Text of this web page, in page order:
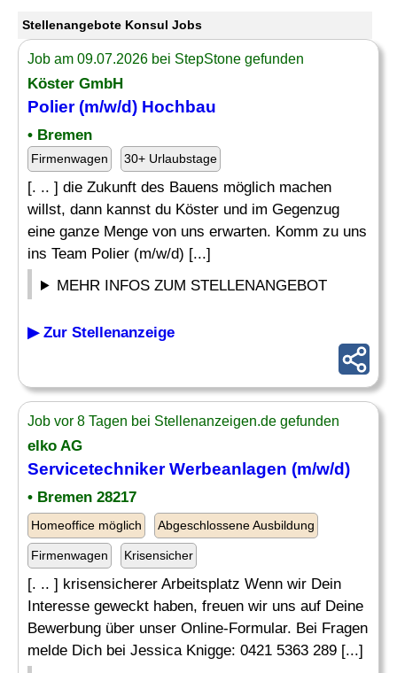
Stellenangebote Konsul Jobs
Job am 09.07.2026 bei StepStone gefunden
Köster GmbH
Polier (m/w/d) Hochbau
• Bremen
Firmenwagen 30+ Urlaubstage
[. .. ] die Zukunft des Bauens möglich machen
willst, dann kannst du Köster und im Gegenzug
eine ganze Menge von uns erwarten. Komm zu uns
ins Team Polier (m/w/d) [...]
MEHR INFOS ZUM STELLENANGEBOT
▶ Zur Stellenanzeige
Job vor 8 Tagen bei Stellenanzeigen.de gefunden
elko AG
Servicetechniker Werbeanlagen (m/w/d)
• Bremen 28217
Homeoffice möglich Abgeschlossene Ausbildung
Firmenwagen Krisensicher
[. .. ] krisensicherer Arbeitsplatz Wenn wir Dein
Interesse geweckt haben, freuen wir uns auf Deine
Bewerbung über unser Online-Formular. Bei Fragen
melde Dich bei Jessica Knigge: 0421 5363 289 [...]